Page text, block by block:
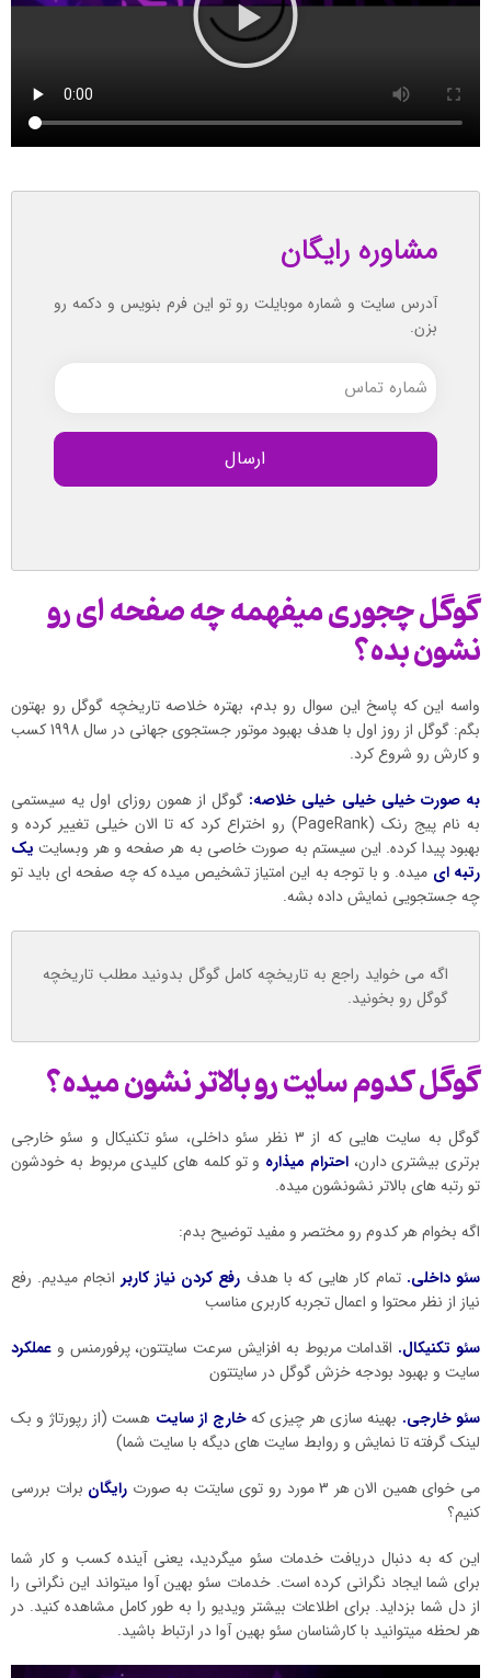
مشاوره رایگان
آدرس سایت و شماره موبایلت رو تو این فرم بنویس و دکمه رو
بزن.
شماره
تماس
گوگل چجوری میفهمه چه صفحه ای رو
نشون بده؟
واسه این که پاسخ این سوال رو بدم، بهتره خلاصه تاریخچه گوگل رو بهتون
بگم: گوگل از روز اول با هدف بهبود موتور جستجوی جهانی در سال 1998 کسب
و کارش رو شروع کرد.
به صورت خیلی خیلی خیلی خلاصه: گوگل از همون روزای اول یه سیستمی
به نام پیج رنک (PageRank) رو اختراع کرد که تا الان خیلی تغییر کرده و
بهبود پیدا کرده. این سیستم به صورت خاصی به هر صفحه و هر وبسایت یک
رتبه ای میده. و با توجه به این امتیاز تشخیص میده که چه صفحه ای باید تو
چه جستجویی نمایش داده بشه.
اگه می خواید راجع به تاریخچه کامل گوگل بدونید مطلب تاریخچه
گوگل رو بخونید.
گوگل کدوم سایت رو بالاتر نشون میده؟
گوگل به سایت هایی که از 3 نظر سئو داخلی، سئو تکنیکال و سئو خارجی
برتری بیشتری دارن،احترام میذاره و تو کلمه های کلیدی مربوط به خودشون
تو رتبه های بالاتر نشونشون میده.
اگه بخوام هر کدوم رو مختصر و مفید توضیح بدم:
سئو داخلی. تمام کار هایی که با هدف رفع کردن نیاز کاربر انجام میدیم. رفع
نیاز از نظر محتوا و اعمال تجربه کاربری مناسب
سئو تکنیکال. اقدامات مربوط به افزایش سرعت سایتتون، پرفورمنس و عملکرد
سایت و بهبود بودجه خزش گوگل در سایتتون
سئو خارجی. بهینه سازی هر چیزی کهخارج از سایت هست (از رپورتاژ و بک
لینک گرفته تا نمایش و روابط سایت های دیگه با سایت شما)
می خوای همین الان هر 3 مورد رو توی سایتت به صورت
رایگان برات بررسی
کنیم؟
این که به دنبال دریافت خدمات سئو میگردید، یعنی آینده کسب و کار شما
برای شما ایجاد نگرانی کرده است. خدمات سئو بهین آوا میتواند این نگرانی را
از دل شما بزداید. برای اطلاعات بیشتر ویدیو را به طور کامل مشاهده کنید. در
هر لحظه میتوانید با کارشناسان سئو بهین آوا در ارتباط باشید.